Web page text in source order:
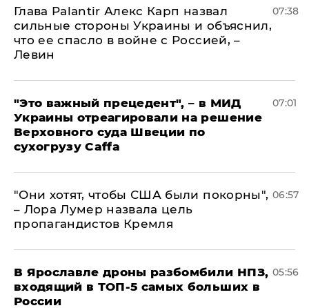
Глава Palantir Алекс Карп назвал
сильные стороны Украины и объяснил,
что ее спасло в войне с Россией, –
Левин
07:38
"Это важный прецедент", – в МИД
Украины отреагировали на решение
Верховного суда Швеции по
сухогрузу Caffa
07:01
"Они хотят, чтобы США были покорны",
– Лора Лумер назвала цель
пропагандистов Кремля
06:57
В Ярославле дроны разбомбили НПЗ,
входящий в ТОП-5 самых больших в
России
05:56